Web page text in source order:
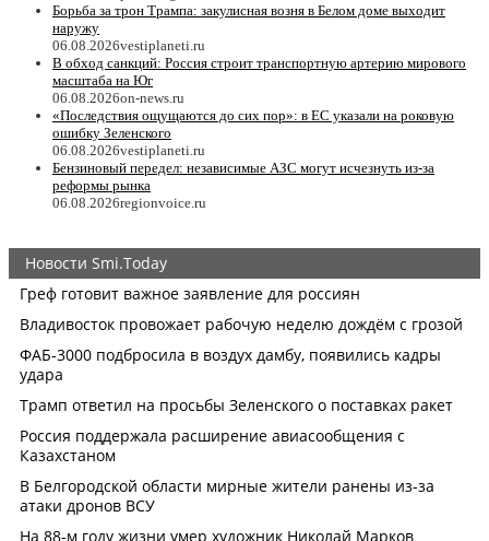
Борьба за трон Трампа: закулисная возня в Белом доме выходит
наружу
06.08.2026vestiplaneti.ru
В обход санкций: Россия строит транспортную артерию мирового
масштаба на Юг
06.08.2026on-news.ru
«Последствия ощущаются до сих пор»: в ЕС указали на роковую
ошибку Зеленского
06.08.2026vestiplaneti.ru
Бензиновый передел: независимые АЗС могут исчезнуть из-за
реформы рынка
06.08.2026regionvoice.ru